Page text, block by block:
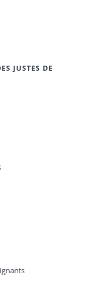
JUSTES DE